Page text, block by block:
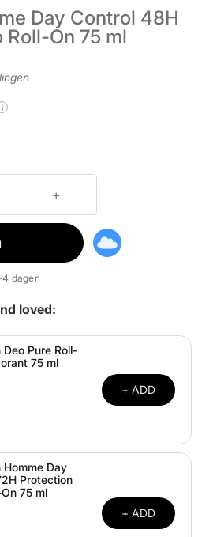
Day Control 48H
Roll-On 75 ml
i
4 dagen
loved:
Deo Pure Roll-
75 ml
+ ADD
Homme Day
Protection
75 ml
+ ADD